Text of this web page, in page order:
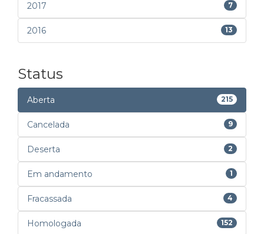
2017 7
2016 13
Status
Aberta 215
Cancelada 9
Deserta 2
Em andamento 1
Fracassada 4
Homologada 152